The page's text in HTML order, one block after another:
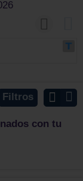
Filtros
con tu